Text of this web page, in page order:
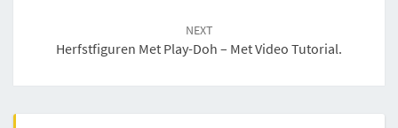
NEXT
Herfstfiguren Met Play-Doh – Met Video Tutorial.